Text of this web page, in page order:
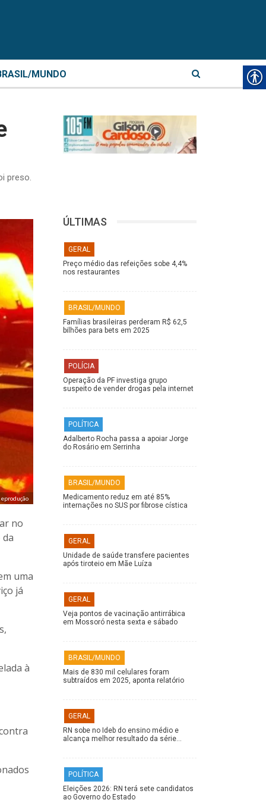
MUNDO
preso.
no
uma
já
à
ÚLTIMAS
GERAL
Preço médio das refeições sobe 4,4%
nos restaurantes
BRASIL/MUNDO
Famílias brasileiras perderam R$ 62,5
bilhões para bets em 2025
POLÍCIA
Operação da PF investiga grupo
suspeito de vender drogas pela internet
POLÍTICA
Adalberto Rocha passa a apoiar Jorge
do Rosário em Serrinha
BRASIL/MUNDO
Medicamento reduz em até 85%
internações no SUS por fibrose cística
GERAL
Unidade de saúde transfere pacientes
após tiroteio em Mãe Luíza
GERAL
Veja pontos de vacinação antirrábica
em Mossoró nesta sexta e sábado
BRASIL/MUNDO
Mais de 830 mil celulares foram
subtraídos em 2025, aponta relatório
GERAL
RN sobe no Ideb do ensino médio e
alcança melhor resultado da série…
POLÍTICA
Eleições 2026: RN terá sete candidatos
ao Governo do Estado